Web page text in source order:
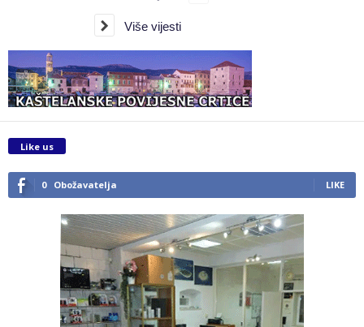
Više vijesti
Like us
0 Obožavatelja LIKE